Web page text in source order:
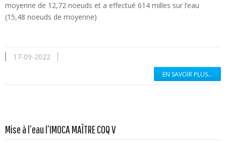
moyenne de 12,72 noeuds et a effectué 614 milles sur l’eau
(15,48 noeuds de moyenne)
17-09-2022
EN SAVOIR PLUS...
Mise à l’eau l’IMOCA MAÎTRE COQ V